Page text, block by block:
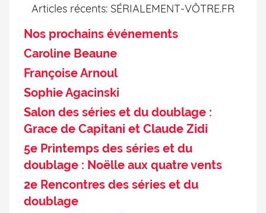
Articles récents: SÉRIALEMENT-VÔTRE.FR
Nos prochains événements
Caroline Beaune
Françoise Arnoul
Sophie Agacinski
Salon des séries et du doublage :
Grace de Capitani et Claude Zidi
5e Printemps des séries et du
doublage : Noëlle aux quatre vents
2e Rencontres des séries et du
doublage